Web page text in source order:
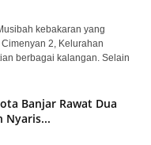
kebakaran yang
2, Kelurahan
berbagai kalangan. Selain
Banjar Rawat Dua
Nyaris...